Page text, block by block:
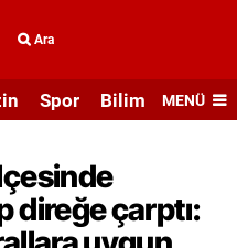
Ara
Spor Bilim veMENÜ
direğe çarptı: